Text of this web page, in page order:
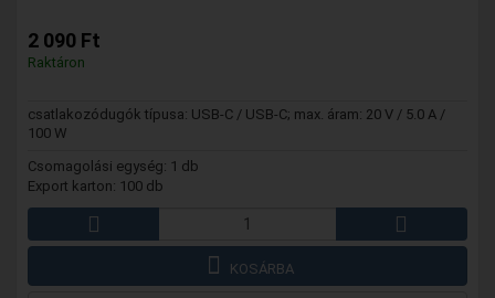
2 090 Ft
Raktáron
csatlakozódugók típusa: USB-C / USB-C; max. áram: 20 V / 5.0 A /
100 W
Csomagolási egység: 1 db
Export karton: 100 db
KOSÁRBA